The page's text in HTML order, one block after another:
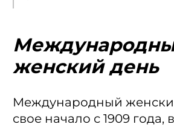
женский день
Международный
свое начало с 1909 года,